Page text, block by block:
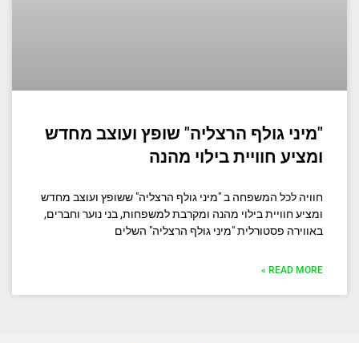
"מיני גולף הרצליה" שופץ ועוצב מחדש
ומציע חוויית בילוי מהנה
חוויה לכל המשפחה ב "מיני גולף הרצליה" ששופץ ועוצב מחדש
ומציע חוויית בילוי מהנה ומקרבת למשפחות, בני נוער וחברים,
באווירה פסטורלית "מיני גולף הרצליה" השלים
READ MORE »